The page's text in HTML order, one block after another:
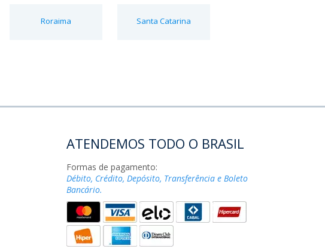
Roraima Santa Catarina
ATENDEMOS TODO O BRASIL
Formas de pagamento:
Débito, Crédito, Depósito, Transferência e Boleto
Bancário.